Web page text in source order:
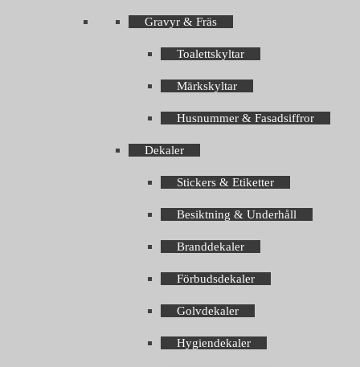
Gravyr & Fräs
Toalettskyltar
Märkskyltar
Husnummer & Fasadsiffror
Dekaler
Stickers & Etiketter
Besiktning & Underhåll
Branddekaler
Förbudsdekaler
Golvdekaler
Hygiendekaler